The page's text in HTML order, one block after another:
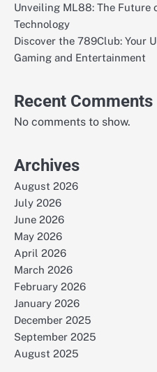
Unveiling ML88: The Future
Technology
Discover the 789Club: Your
Gaming and Entertainment
Recent Comments
No comments to show.
Archives
August 2026
July 2026
June 2026
May 2026
April 2026
March 2026
February 2026
January 2026
December 2025
September 2025
August 2025